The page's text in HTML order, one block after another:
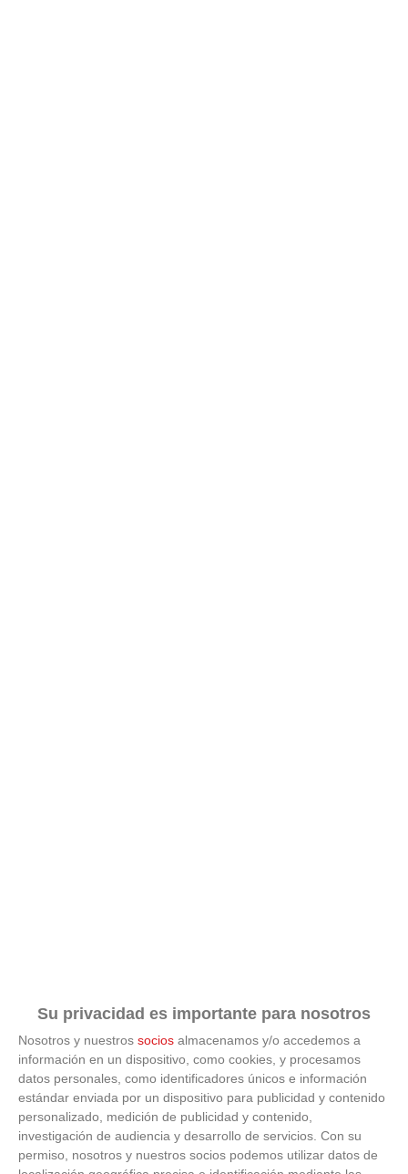
Su privacidad es importante para nosotros
Nosotros y nuestros socios almacenamos y/o accedemos a
información en un dispositivo, como cookies, y procesamos
datos personales, como identificadores únicos e información
estándar enviada por un dispositivo para publicidad y contenido
personalizado, medición de publicidad y contenido,
investigación de audiencia y desarrollo de servicios. Con su
permiso, nosotros y nuestros socios podemos utilizar datos de
ÚLTIMOS VÍDEOS
VÍDEO - Madrid se vuelca en sus calles y
plazas con la selección española en la